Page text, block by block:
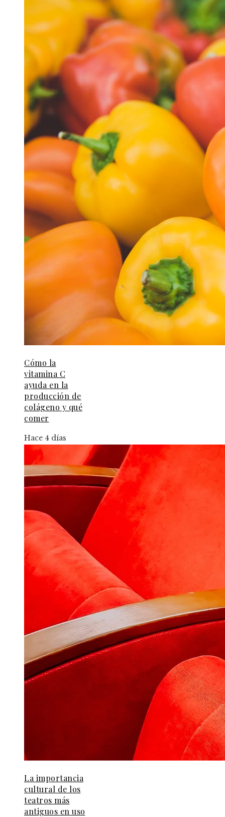
Cómo la
vitamina C
ayuda en la
producción de
colágeno y qué
comer
Hace 4 días
La importancia
cultural de los
teatros más
antiguos en uso